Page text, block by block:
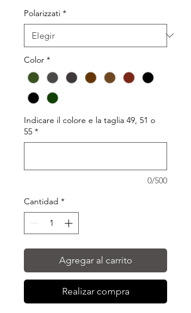
Polarizzati *
Color *
Indicare il colore e la taglia 49, 51 o
55 *
0/500
Cantidad *
Agregar al carrito
Realizar compra